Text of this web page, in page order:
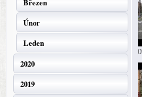
Březen
Únor
Leden
2020
2019